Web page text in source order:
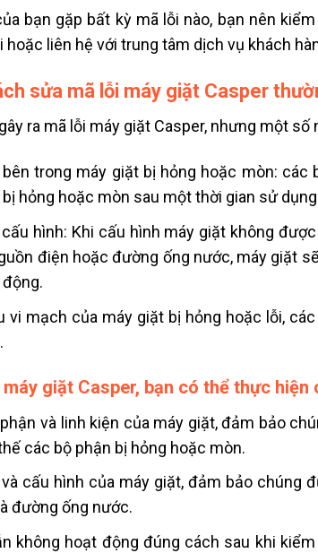
bạn gặp bất kỳ mã lỗi nào, bạn nên
hoặc liên hệ với trung tâm dịch vụ khách
sửa mã lỗi máy giặt Casper
ra mã lỗi máy giặt Casper, nhưng một
trong máy giặt bị hỏng hoặc mòn: các
hỏng hoặc mòn sau một thời gian sử
hình: Khi cấu hình máy giặt không
điện hoặc đường ống nước, máy giặt
vi mạch của máy giặt bị hỏng hoặc lỗi,
giặt Casper, bạn có thể thực hiện
và linh kiện của máy giặt, đảm bảo
các bộ phận bị hỏng hoặc mòn.
cấu hình của máy giặt, đảm bảo chúng
đường ống nước.
không hoạt động đúng cách sau khi